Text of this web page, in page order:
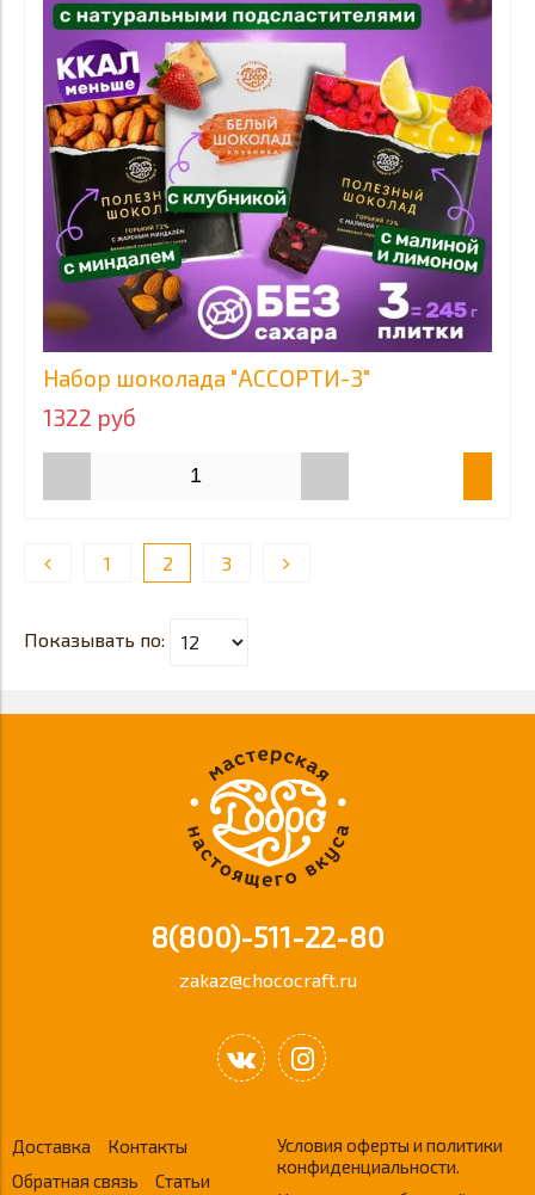
Набор шоколада "АССОРТИ-3"
1322 руб
1 2 3
Показывать по:
8(800)-511-22-80
zakaz@chococraft.ru
Доставка
Контакты
Обратная связь
Статьи
Условия оферты и политики
конфиденциальности.